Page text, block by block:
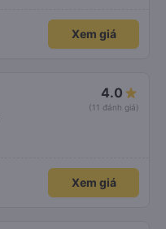
Xem giá
4.0
(11 đánh giá)
Xem giá